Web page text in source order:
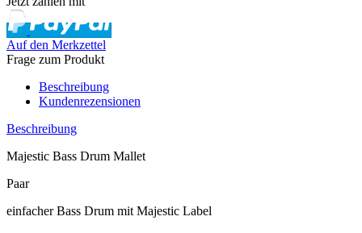
Auf den Merkzettel
Frage zum Produkt
Beschreibung
Kundenrezensionen
Beschreibung
Majestic Bass Drum Mallet
Paar
einfacher Bass Drum mit Majestic Label